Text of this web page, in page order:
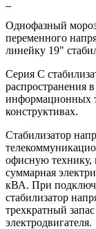
Однофазный
переменного
линейку 19"
Серия С
распространения
информационных
конструктивах.
Стабилизатор
офисную
суммарная
кВА. При
стабилизатор
трехкратный
электродвигателя.